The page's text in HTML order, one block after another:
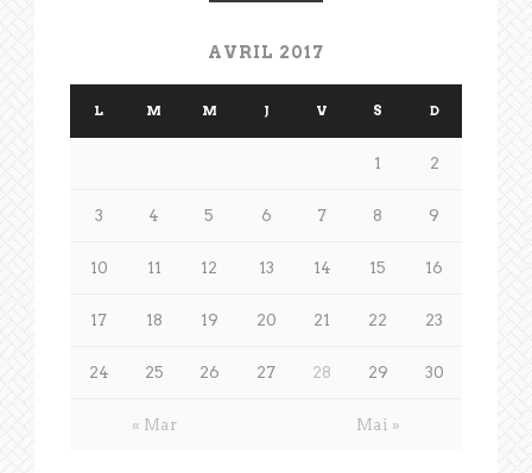
AVRIL 2017
L M M J V S D
« Mar Mai »
1 2
3 4 5 6 7 8 9
10 11 12 13 14 15 16
17 18 19 20 21 22 23
24 25 26 27 28 29 30